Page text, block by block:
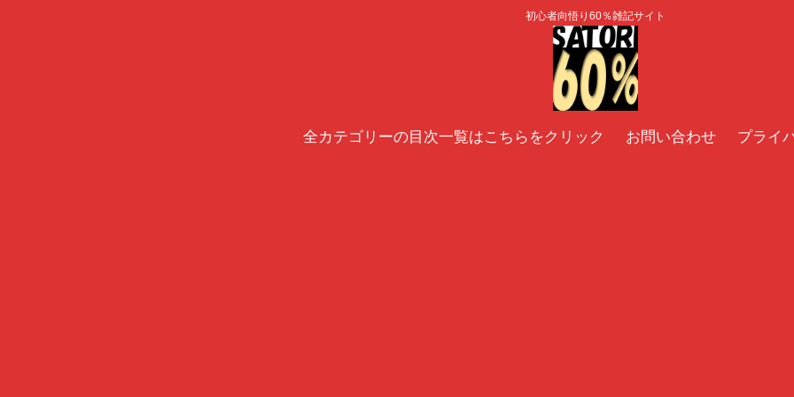
初心者向悟り60％雑記サイト
全カテゴリーの目次一覧はこちらをクリック お問い合わせ プライ